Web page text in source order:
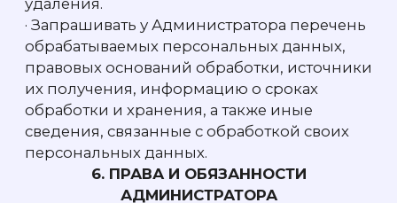
2. ОБЩИЕ ПОЛОЖЕНИЯ
2.1.При первом посещении Сайта
с помощью нового браузера или в режиме
предоставляется баннер,
предупреждающий Посетителя
об осуществлении сбора Сookies
и запрашивающий согласие Посетителя
на обработку его Сookies.
2.2.Нажимая кнопку «Принять» или
Посетитель предоставляет свое согласие
на обработку его Сookies, а также